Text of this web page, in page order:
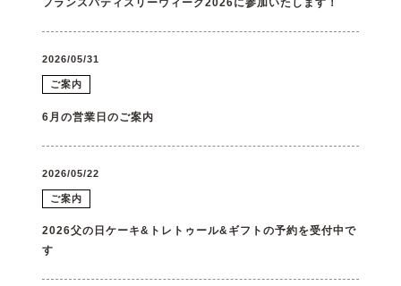
フランスパティスリーウィーク2026に参加いたします！
2026/05/31
ご案内
6月の営業日のご案内
2026/05/22
ご案内
2026父の日ケーキ&トレトゥール&ギフトの予約を受付中で
す